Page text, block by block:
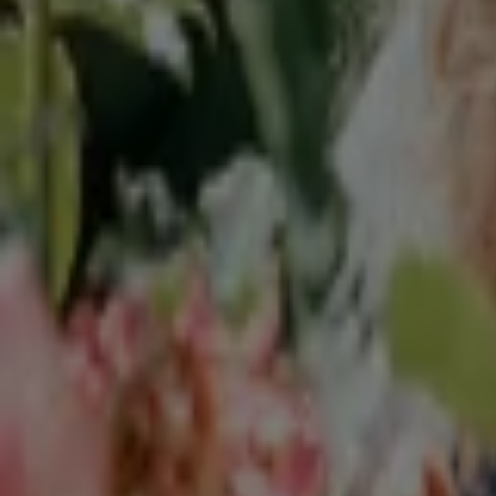
100 Jahre Stihl Bis Zu 100€ Cashback
Läuft heute abLandshut
Läuft heute ab
Sonderpreis Baumarkt
Top-Angebote für alle Schnäppchenjäger
Läuft heute ab
Bauking
Werkzeug-Deals
Landshut